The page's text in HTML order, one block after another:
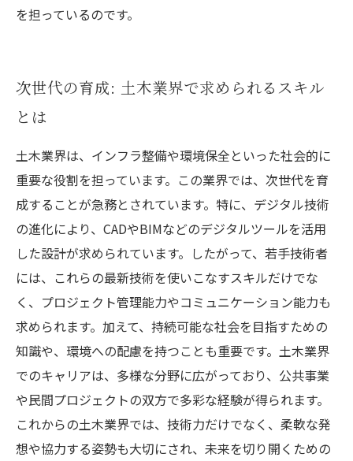
を担っているのです。
次世代の育成: 土木業界で求められるスキル
とは
土木業界は、インフラ整備や環境保全といった社会的に
重要な役割を担っています。この業界では、次世代を育
成することが急務とされています。特に、デジタル技術
の進化により、CADやBIMなどのデジタルツールを活用
した設計が求められています。したがって、若手技術者
には、これらの最新技術を使いこなすスキルだけでな
く、プロジェクト管理能力やコミュニケーション能力も
求められます。加えて、持続可能な社会を目指すための
知識や、環境への配慮を持つことも重要です。土木業界
でのキャリアは、多様な分野に広がっており、公共事業
や民間プロジェクトの双方で多彩な経験が得られます。
これからの土木業界では、技術力だけでなく、柔軟な発
想や協力する姿勢も大切にされ、未来を切り開くための